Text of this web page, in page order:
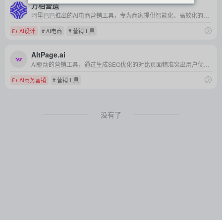
万相营造
AI设计 # AI电商 # 营销工具
AltPage.ai
AI商务营销 # 营销工具
没有了